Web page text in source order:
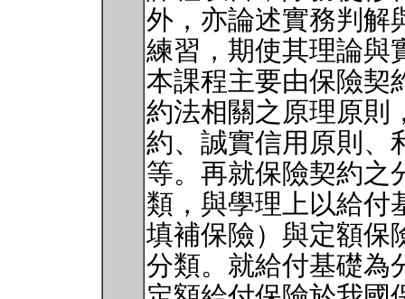
外，亦論述實務判解
練習，期使其理論與
本課程主要由保險契
約法相關之原理原則
約、誠實信用原則、
等。再就保險契約之
類，與學理上以給付
填補保險）與定額保
分類。就給付基礎為